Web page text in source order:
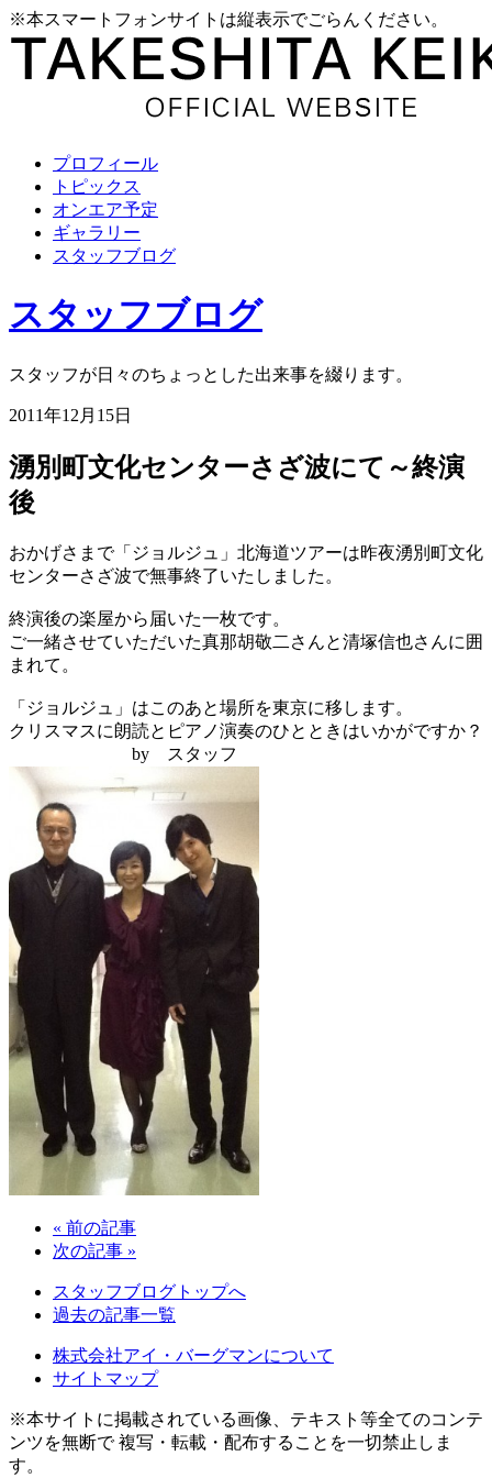
※本スマートフォンサイトは縦表示でごらんください。
プロフィール
トピックス
オンエア予定
ギャラリー
スタッフブログ
スタッフブログ
スタッフが日々のちょっとした出来事を綴ります。
2011年12月15日
湧別町文化センターさざ波にて～終演
後
おかげさまで「ジョルジュ」北海道ツアーは昨夜湧別町文化
センターさざ波で無事終了いたしました。
終演後の楽屋から届いた一枚です。
ご一緒させていただいた真那胡敬二さんと清塚信也さんに囲
まれて。
「ジョルジュ」はこのあと場所を東京に移します。
クリスマスに朗読とピアノ演奏のひとときはいかがですか？
by スタッフ
« 前の記事
次の記事 »
スタッフブログトップへ
過去の記事一覧
株式会社アイ・バーグマンについて
サイトマップ
※本サイトに掲載されている画像、テキスト等全てのコンテ
ンツを無断で 複写・転載・配布することを一切禁止しま
す。